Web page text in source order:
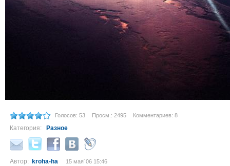
Голосов: 53 Просм.: 2495 Комментариев: 8
Категория: Разное
Автор: kroha-ha 15 мая´06 15:46